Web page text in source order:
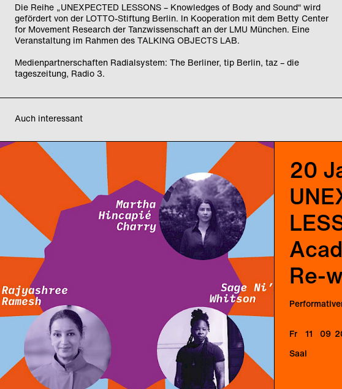
Die Reihe „UNEXPECTED LESSONS – Knowledges of Body and Sound“ wird
gefördert von der LOTTO-Stiftung Berlin. In Kooperation mit dem Betty Center
for Movement Research der Tanzwissenschaft an der LMU München. Eine
Veranstaltung im Rahmen des TALKING OBJECTS LAB.
Medienpartnerschaften Radialsystem: The Berliner, tip Berlin, taz – die
tageszeitung, Radio 3.
Auch interessant
20 Jahre Radialsystem:
UNEXPECTED
LESSONS 4 –
Decolonizing the Body
in Dance
Rajyashree Ramesh, Martha Hincapié Charry und Sage Ni‘Ja
Whitson
09 2026 ab 13:00
Sa 12 09 2026 ab 14:00
20
Re-
Fr 11 09
Saal